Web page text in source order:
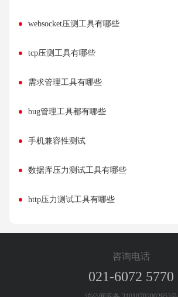
websocket压测工具有哪些
tcp压测工具有哪些
需求管理工具有哪些
bug管理工具都有哪些
手机兼容性测试
数据库压力测试工具有哪些
http压力测试工具有哪些
咨询电话
021-6072 5770